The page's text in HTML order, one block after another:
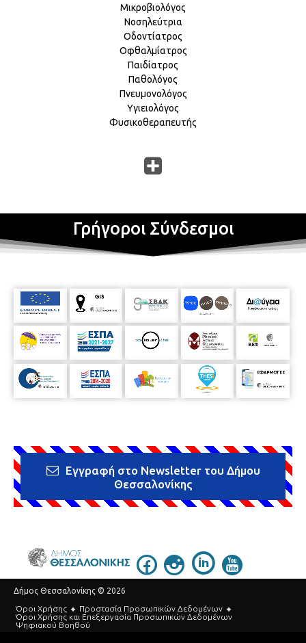
Μικροβιολόγος
Νοσηλεύτρια
Οδοντίατρος
Οφθαλμίατρος
Παιδίατρος
Παθολόγος
Πνευμονολόγος
Υγιειολόγος
Φυσικοθεραπευτής
Γρήγοροι Σύνδεσμοι
Εγγραφή στο Newsletter του Δήμου
Θεσσαλονίκης
Δήμος Θεσσαλονίκης © 2026
Όροι Χρήσης
Προστασία Προσωπικών Δεδομένων
Όροι Xρήσης και Eπεξεργασία Προσωπικών Δεδομένων
Ψηφιακού Βοηθού